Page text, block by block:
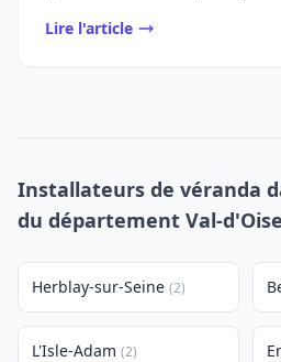
Lire l'article
Installateurs de véranda
du département Val-
Herblay-sur-Seine (2)
L'Isle-Adam (2)